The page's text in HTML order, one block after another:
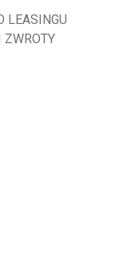
LEASINGU
ZWROTY